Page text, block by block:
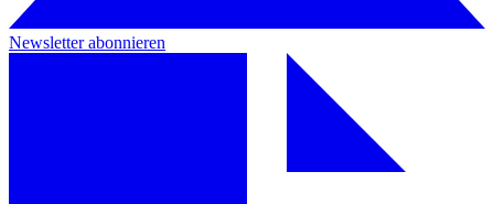
Newsletter abonnieren